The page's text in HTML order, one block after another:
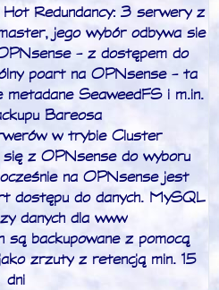
Redundancy: 3 serwery z
jego wybór odbywa sie
- z dostępem do
poart na OPNsense - ta
metadane SeaweedFS i m.in.
Bareosa
w trybie Cluster
się z OPNsense do wyboru
na OPNsense jest
dostępu do danych. MySQL
danych dla www
są backupowane z pomocą
zrzuty z retencją min. 15
dni